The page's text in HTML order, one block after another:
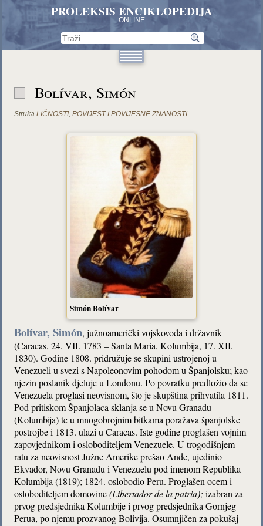
PROLEKSIS ENCIKLOPEDIJA
ONLINE
Bolívar, Simón
Struka LIČNOSTI,POVIJEST I POVIJESNE ZNANOSTI
Simón Bolívar
Bolívar, Simón, južnoamerički vojskovođa i državnik
(Caracas, 24. VII. 1783 – Santa María, Kolumbija, 17. XII.
1830). Godine 1808. pridružuje se skupini ustrojenoj u
Venezueli u svezi s Napoleonovim pohodom u Španjolsku; kao
njezin poslanik djeluje u Londonu. Po povratku predložio da se
Venezuela proglasi neovisnom, što je skupština prihvatila 1811.
Pod pritiskom Španjolaca sklanja se u Novu Granadu
(Kolumbija) te u mnogobrojnim bitkama poražava španjolske
postrojbe i 1813. ulazi u Caracas. Iste godine proglašen vojnim
zapovjednikom i osloboditeljem Venezuele. U trogodišnjem
ratu za neovisnost Južne Amerike prešao Ande, ujedinio
Ekvador, Novu Granadu i Venezuelu pod imenom Republika
Kolumbija (1819); 1824. oslobodio Peru. Proglašen ocem i
osloboditeljem domovine(Libertador de la patria); izabran za
prvog predsjednika Kolumbije i prvog predsjednika Gornjeg
Perua, po njemu prozvanog Bolivija. Osumnjičen za pokušaj